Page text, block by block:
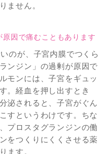
ません。
因で痛むこともあります
のが、子宮内膜でつくら
ンジン」の過剰が原因で
モンには、子宮をギュッ
。経血を押し出すとき
泌されると、子宮がぐん
すというわけです。ちな
プロスタグランジンの働
をつくりにくくさせる薬
ます。